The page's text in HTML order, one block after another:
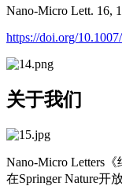
Nano-Micro Lett. 16,
https://doi.org/
关于我们
Nano-Micro Letters
在Springer Nature开